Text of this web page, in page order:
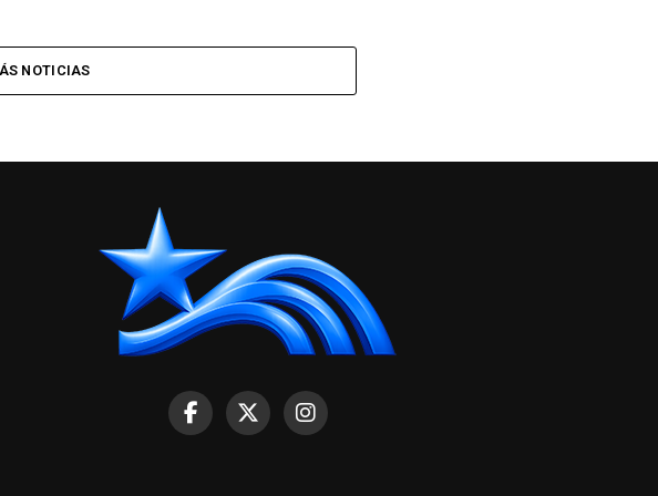
NOTICIAS